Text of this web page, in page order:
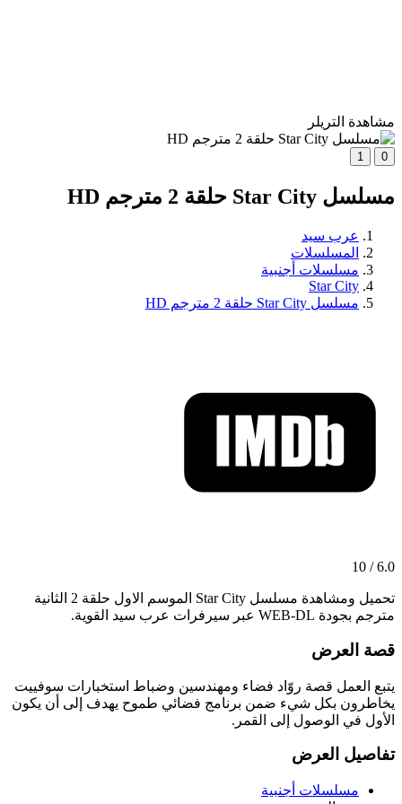
مشاهدة التريلر
0
1
مسلسل Star City حلقة 2 مترجم HD
عرب سيد
المسلسلات
مسلسلات أجنبية
Star City
مسلسل Star City حلقة 2 مترجم HD
6.0 / 10
تحميل ومشاهدة مسلسل Star City الموسم الاول حلقة 2 الثانية
مترجم بجودة WEB-DL عبر سيرفرات عرب سيد القوية.
قصة العرض
يتبع العمل قصة روّاد فضاء ومهندسين وضباط استخبارات سوفييت
يخاطرون بكل شيء ضمن برنامج فضائي طموح يهدف إلى أن يكون
الأول في الوصول إلى القمر.
تفاصيل العرض
مسلسلات أجنبية